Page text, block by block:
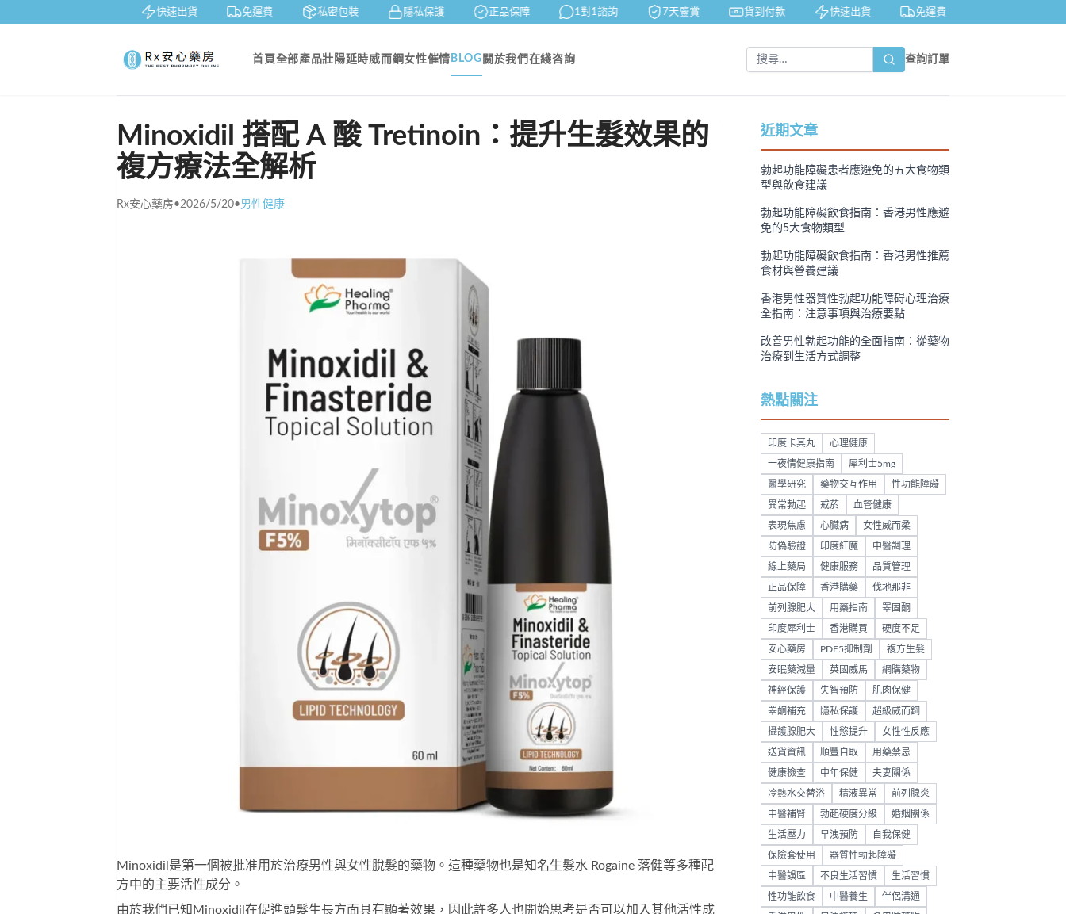
快速出貨 免運費 私密包裝 隱私保護 正品保障 1對1諮詢 7天鑒賞 貨到付款 快速出貨 免運費
首頁全部產品壯陽延時威而鋼女性催情 BLOG 關於我們 在綫咨詢 查詢訂單
Minoxidil 搭配 A 酸 Tretinoin：提升生髮效果的
複方療法全解析
Rx安心藥房•2026/5/20•男性健康
Minoxidil是第一個被批准用於治療男性與女性脫髮的藥物。這種藥物也是知名生髮水 Rogaine 落健等多種配
方中的主要活性成分。
由於我們已知Minoxidil在促進頭髮生長方面具有顯著效果，因此許多人也開始思考是否可以加入其他活性成
近期文章
勃起功能障礙患者應避免的五大食物類
型與飲食建議
勃起功能障礙飲食指南：香港男性應避
免的5大食物類型
勃起功能障礙飲食指南：香港男性推薦
食材與營養建議
香港男性器質性勃起功能障碍心理治療
全指南：注意事項與治療要點
改善男性勃起功能的全面指南：從藥物
治療到生活方式調整
熱點關注
印度卡其丸 心理健康
一夜情健康指南 犀利士5mg
醫學研究 藥物交互作用 性功能障礙
異常勃起 戒菸 血管健康
表現焦慮 心臟病 女性威而柔
防偽驗證 印度紅魔 中醫調理
線上藥局 健康服務 品質管理
正品保障 香港購藥 伐地那非
前列腺肥大 用藥指南 睪固酮
印度犀利士 香港購買 硬度不足
安心藥房 PDE5抑制劑 複方生髮
安眠藥減量 英國威馬 網購藥物
神經保護 失智預防 肌肉保健
睪酮補充 隱私保護 超級威而鋼
攝護腺肥大 性慾提升 女性性反應
送貨資訊 順豐自取 用藥禁忌
健康檢查 中年保健 夫妻關係
冷熱水交替浴 精液異常 前列腺炎
中醫補腎 勃起硬度分級 婚姻關係
生活壓力 早洩預防 自我保健
保險套使用 器質性勃起障礙
中醫誤區 不良生活習慣 生活習慣
性功能飲食 中醫養生 伴侶溝通